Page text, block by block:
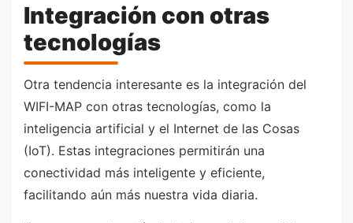
Integración con otras
tecnologías
Otra tendencia interesante es la integración del
WIFI-MAP con otras tecnologías, como la
inteligencia artificial y el Internet de las Cosas
(IoT). Estas integraciones permitirán una
conectividad más inteligente y eficiente,
facilitando aún más nuestra vida diaria.